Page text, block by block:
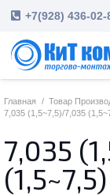
+7(928) 436-02-
Главная / Товар
7,035 (1,5~7,5)/7,035
7,035
(1,5~7,5)